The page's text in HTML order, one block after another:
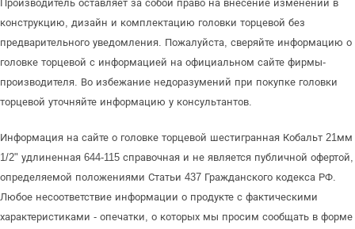
Производитель оставляет за собой право на внесение изменений в
конструкцию, дизайн и комплектацию головки торцевой без
предварительного уведомления. Пожалуйста, сверяйте информацию о
головке торцевой с информацией на официальном сайте фирмы-
производителя. Во избежание недоразумений при покупке головки
торцевой уточняйте информацию у консультантов.
Информация на сайте о головке торцевой шестигранная Кобальт 21мм
1/2" удлиненная 644-115 справочная и не является публичной офертой,
определяемой положениями Статьи 437 Гражданского кодекса РФ.
Любое несоответствие информации о продукте с фактическими
характеристиками - опечатки, о которых мы просим сообщать в форме